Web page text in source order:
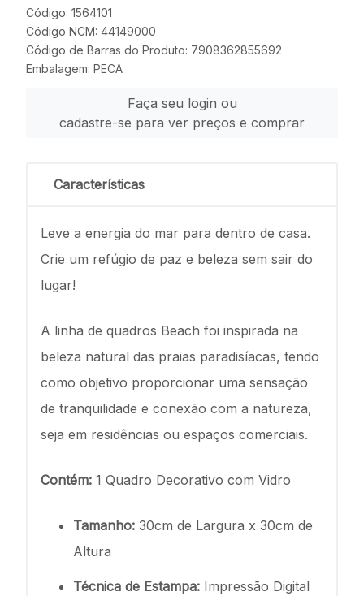
Código: 1564101
Código NCM: 44149000
Código de Barras do Produto: 7908362855692
Embalagem: PECA
Faça seu login ou
cadastre-se para ver preços e comprar
Características
Leve a energia do mar para dentro de casa.
Crie um refúgio de paz e beleza sem sair do
lugar!
A linha de quadros Beach foi inspirada na
beleza natural das praias paradisíacas, tendo
como objetivo proporcionar uma sensação
de tranquilidade e conexão com a natureza,
seja em residências ou espaços comerciais.
Contém: 1 Quadro Decorativo com Vidro
Tamanho: 30cm de Largura x 30cm de
Altura
Técnica de Estampa: Impressão Digital